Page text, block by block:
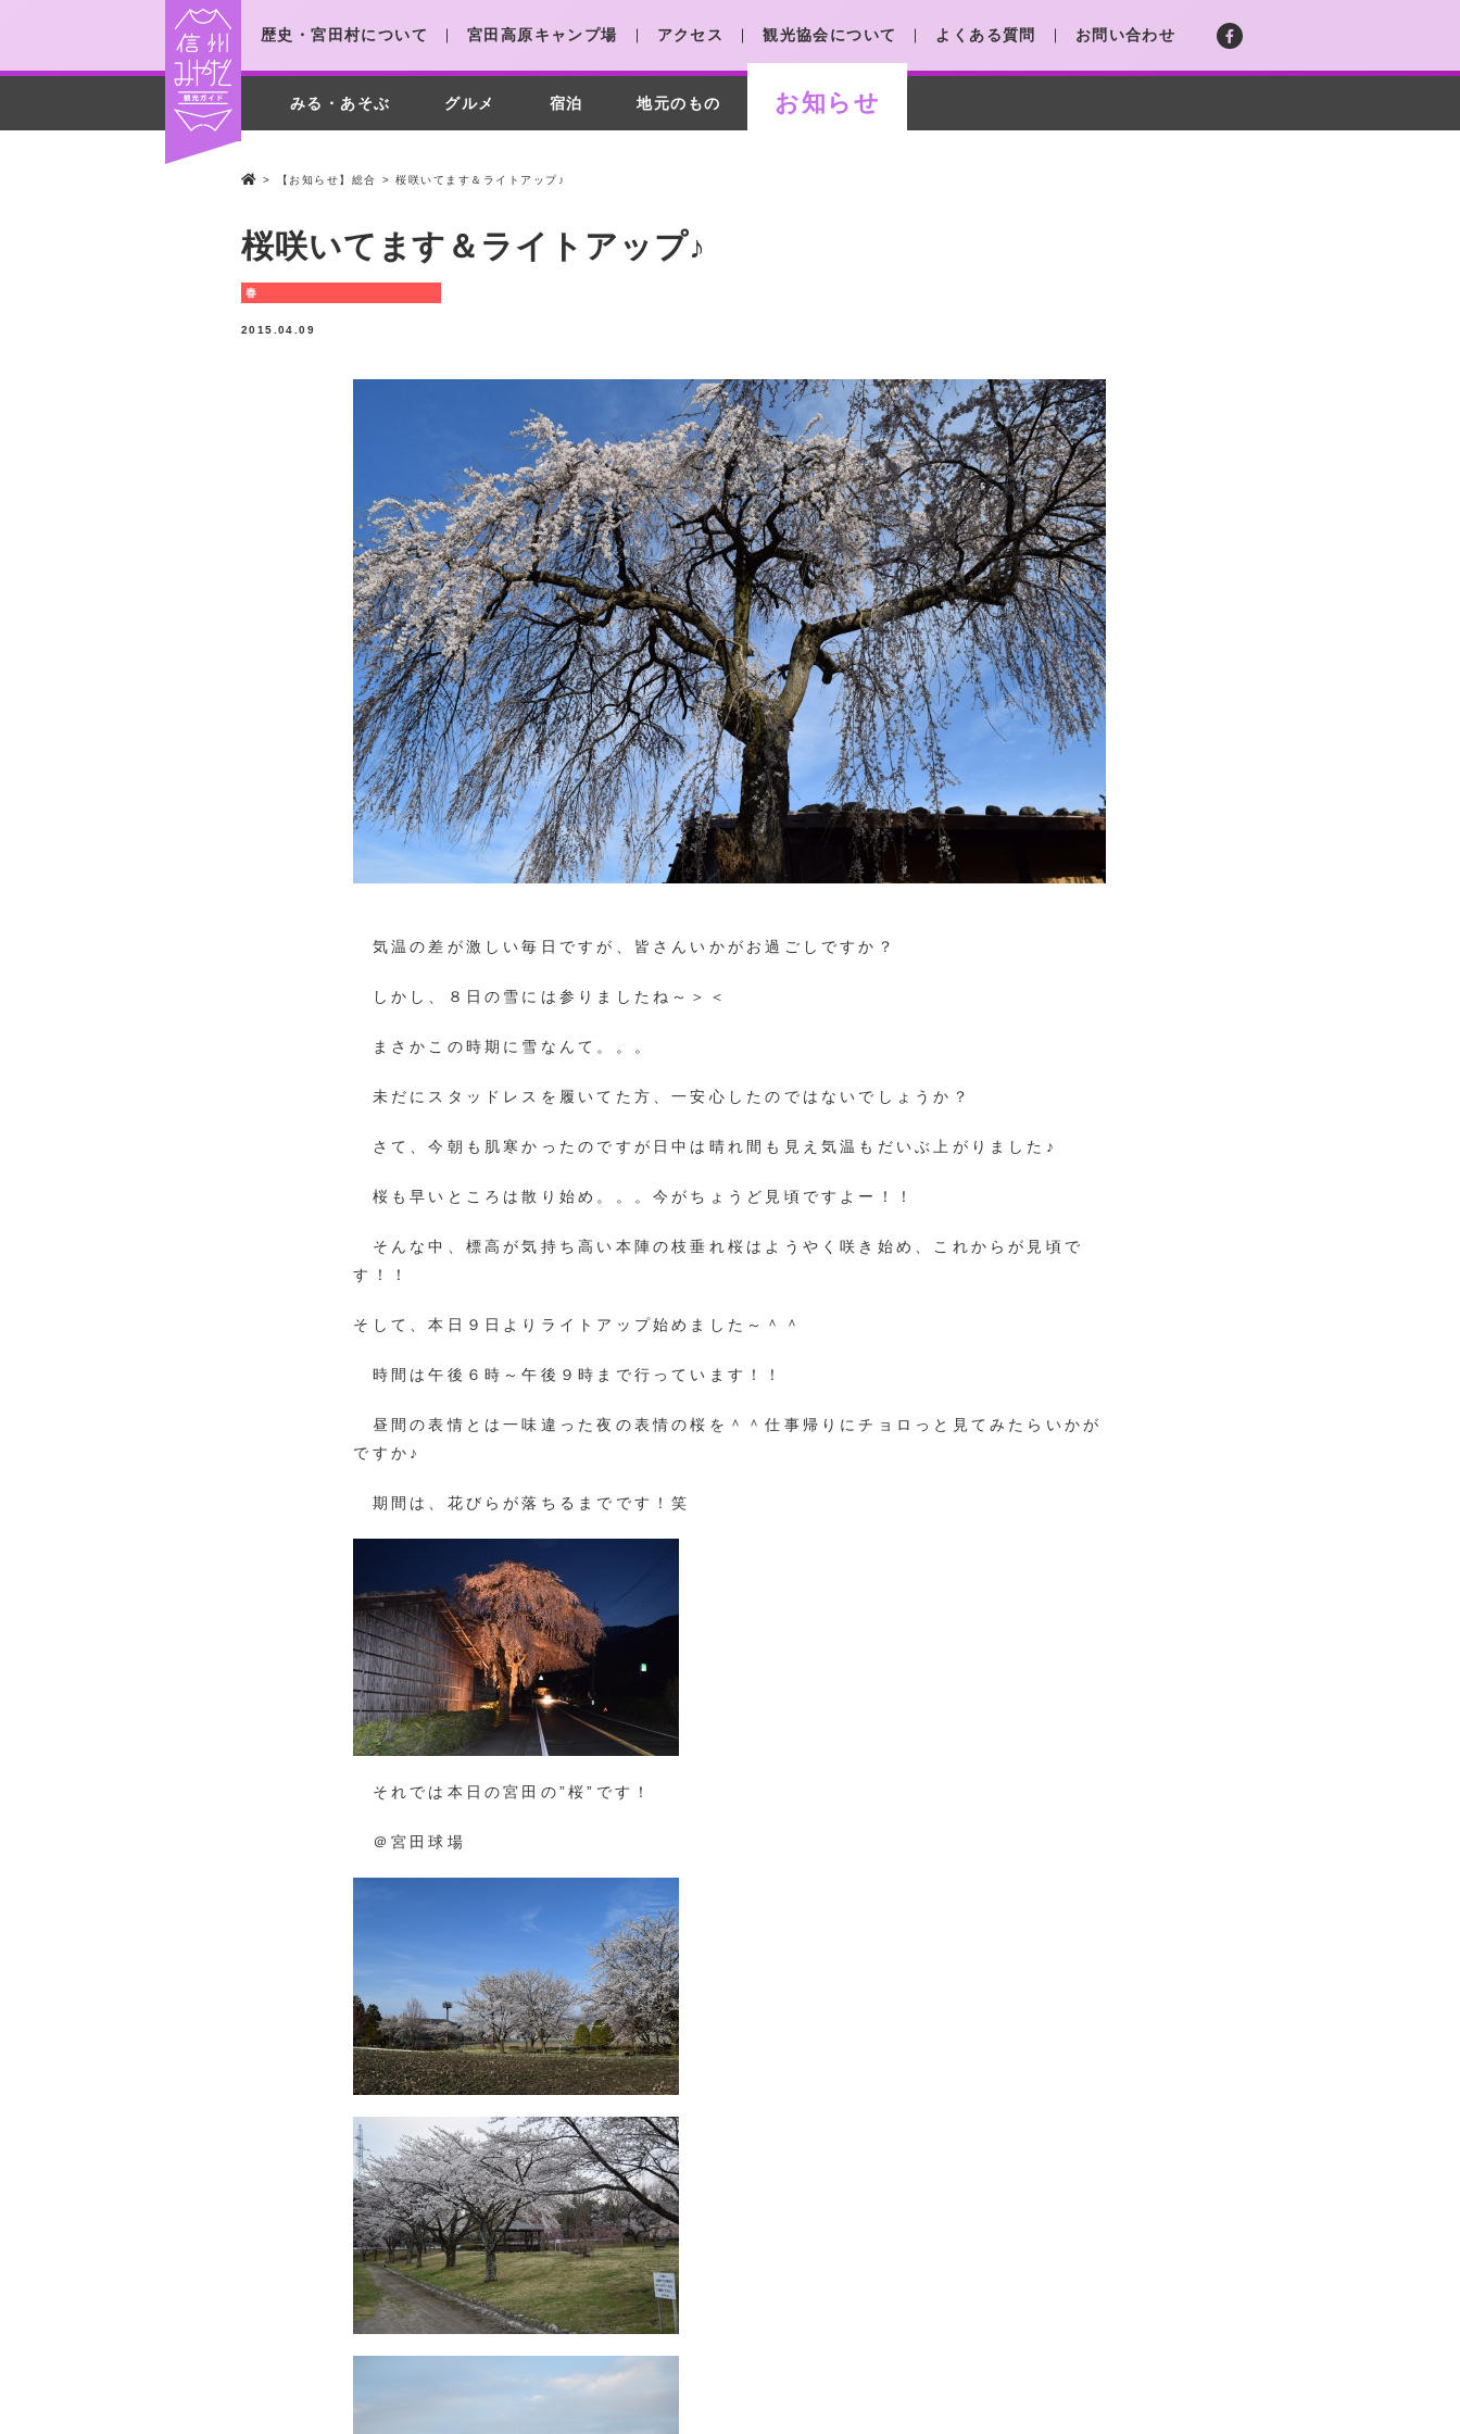
歴史・宮田村について 宮田高原キャンプ場 アクセス 観光協会について よくある質問 お問い合わせ
みる・あそぶ グルメ 宿泊 地元のもの お知らせ
> 【お知らせ】総合 > 桜咲いてます＆ライトアップ♪
桜咲いてます＆ライトアップ♪
春
2015.04.09
気温の差が激しい毎日ですが、皆さんいかがお過ごしですか？
しかし、８日の雪には参りましたね～＞＜
まさかこの時期に雪なんて。。。
未だにスタッドレスを履いてた方、一安心したのではないでしょうか？
さて、今朝も肌寒かったのですが日中は晴れ間も見え気温もだいぶ上がりました♪
桜も早いところは散り始め。。。今がちょうど見頃ですよー！！
そんな中、標高が気持ち高い本陣の枝垂れ桜はようやく咲き始め、これからが見頃で
す！！
そして、本日９日よりライトアップ始めました～＾＾
時間は午後６時～午後９時まで行っています！！
昼間の表情とは一味違った夜の表情の桜を＾＾仕事帰りにチョロっと見てみたらいかが
ですか♪
期間は、花びらが落ちるまでです！笑
それでは本日の宮田の”桜”です！
＠宮田球場